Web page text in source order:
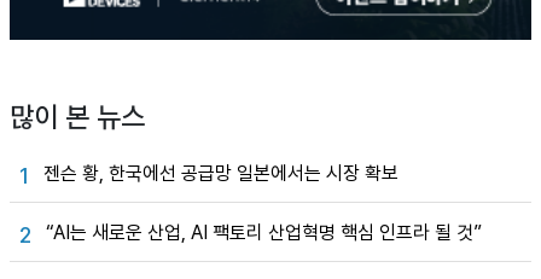
많이 본 뉴스
1 젠슨 황, 한국에선 공급망 일본에서는 시장 확보
2 “AI는 새로운 산업, AI 팩토리 산업혁명 핵심 인프라 될 것”